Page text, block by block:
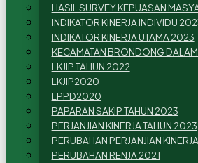
HASIL SURVEY KEPUASAN
INDIKATOR KINERJA INDIVIDU
INDIKATOR KINERJA UTAMA 2023
KECAMATAN BRONDONG
LKJIP TAHUN 2022
LKJIP2020
LPPD2020
PAPARAN SAKIP TAHUN 2023
PERJANJIAN KINERJA TAHUN 2023
PERUBAHAN PERJANJIAN
PERUBAHAN RENJA 2021